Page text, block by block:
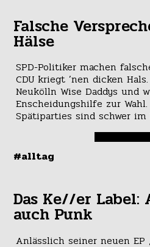
Falsche
Hälse
SPD-Politiker machen
CDU kriegt ’nen dicken
Neukölln Wise Daddys und
Enscheidungshilfe zur
Spätiparties sind schwer im
#alltag
Das Ke//er
auch Punk
Anlässlich seiner neuen EP